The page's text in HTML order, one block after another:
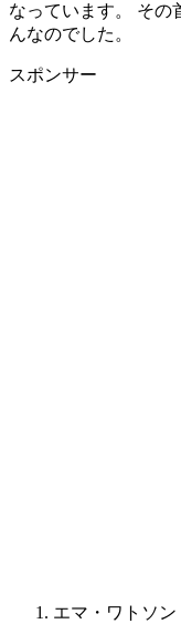
なっています。 その
んなのでした。
スポンサー
エマ・ワトソン